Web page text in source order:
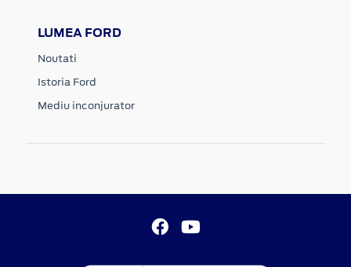
LUMEA FORD
Noutati
Istoria Ford
Mediu inconjurator